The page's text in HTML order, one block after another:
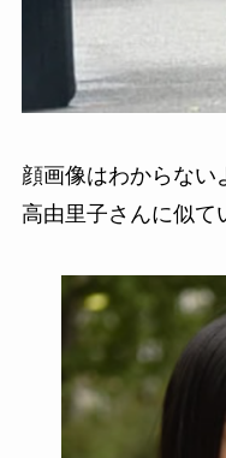
顔画像はわからない
高由里子さんに似て